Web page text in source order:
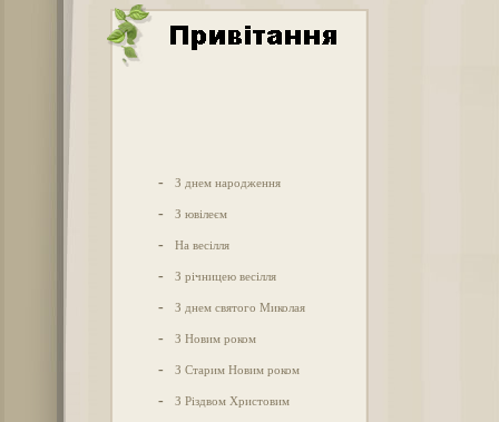
- З днем народження
- З ювілеєм
- На весілля
- З річницею весілля
- З днем святого Миколая
- З Новим роком
- З Старим Новим роком
- З Різдвом Христовим